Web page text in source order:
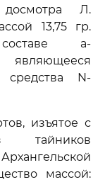
Л.
13,75 гр.
a-
средства N-
изъятое с
тайников
массой: